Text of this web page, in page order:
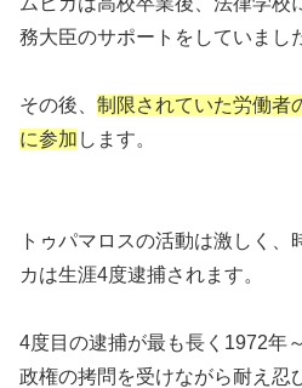
務大臣のサポートをしていまし
その後、 制限されていた労働者
に参加 します。
トゥパマロスの活動は激しく、
カは生涯4度逮捕されます。
4度目の逮捕が最も長く1972年
政権の拷問を受けながら耐え忍